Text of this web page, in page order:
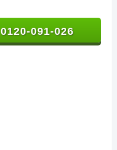
0120-091-026